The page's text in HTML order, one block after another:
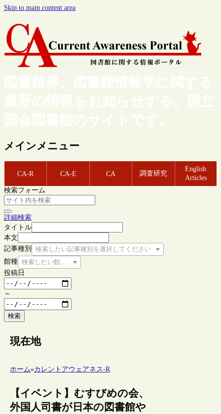
Skip to main content area
図書館界、図書館情報学に関する
最新の情報をお知らせする、国立
国会図書館のサイトです。
メインメニュー
CA-R CA-E CA 調査研究
English
Articles
検索フォーム
詳細検索
タイトル
本文
記事種別
検索したい記事種別を選択してください
館種 検索したい館種を選択してください
投稿日
～
検索
現在地
ホーム»カレントアウェアネス-R
【イベント】むすびめの会、
外国人司書が日本の図書館や